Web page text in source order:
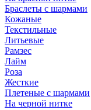
Браслеты с шармами
Кожаные
Текстильные
Литьевые
Рамзес
Лайм
Роза
Жесткие
Плетеные с шармами
На черной нитке